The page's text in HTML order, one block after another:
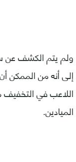
ولم يتم الكشف عن
إلى أنه من الممكن
اللاعب في التخفيف
الميادين.